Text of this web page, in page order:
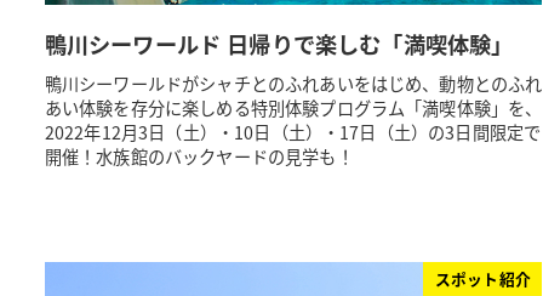
鴨川シーワールド 日帰りで楽しむ「満喫体験」
鴨川シーワールドがシャチとのふれあいをはじめ、動物とのふれ
あい体験を存分に楽しめる特別体験プログラム「満喫体験」を、
2022年12月3日（土）・10日（土）・17日（土）の3日間限定で
開催！水族館のバックヤードの見学も！
スポット紹介